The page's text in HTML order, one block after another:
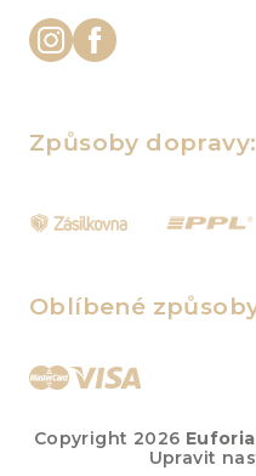
Způsoby dopravy:
Oblíbené
Copyright 2026 Euforia
Upravit